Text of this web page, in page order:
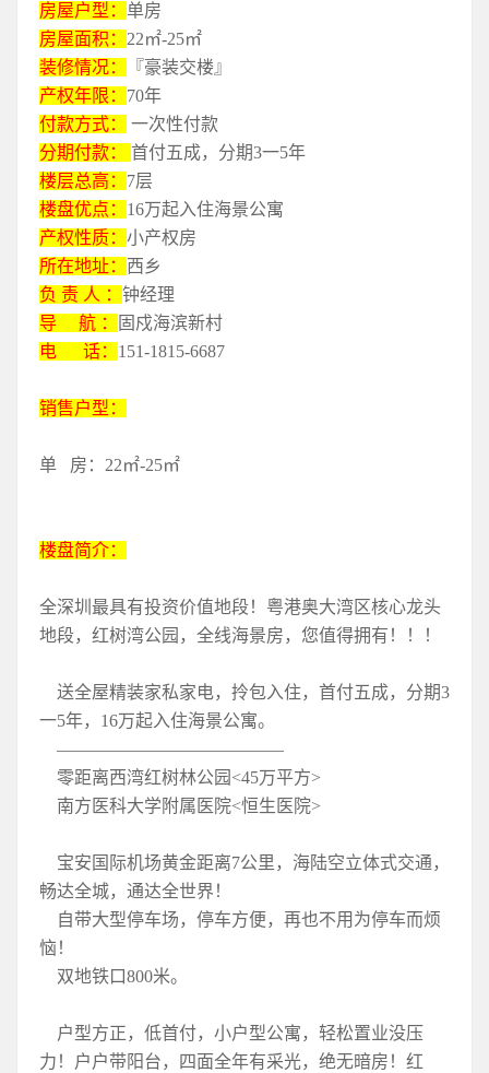
房屋户型： 单房
房屋面积： 22㎡-25㎡
装修情况：
『豪装交楼』
产权年限： 70年
付款方式：
一次性付款
分期付款： 首付五成，分期3一5年
楼层总高： 7层
楼盘优点： 16万起入住海景公寓
产权性质： 小产权房
所在地址： 西乡
负 责 人 ： 钟经理
导 航 ：
固戍海滨新村
电 话： 151-1815-6687
销售户型：
单 房：22㎡-25㎡
楼盘简介：
全深圳最具有投资价值地段！粤港奥大湾区核心龙头
地段，红树湾公园，全线海景房，您值得拥有！！！
送全屋精装家私家电，拎包入住，首付五成，分期3
一5年，16万起入住海景公寓。
—————————————
零距离西湾红树林公园<45万平方>
南方医科大学附属医院<恒生医院>
宝安国际机场黄金距离7公里，海陆空立体式交通，
畅达全城，通达全世界！
自带大型停车场，停车方便，再也不用为停车而烦
恼！
双地铁口800米。
户型方正，低首付，小户型公寓，轻松置业没压
力！户户带阳台，四面全年有采光，绝无暗房！红